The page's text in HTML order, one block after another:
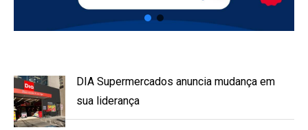
DIA Supermercados anuncia mudança em
sua liderança